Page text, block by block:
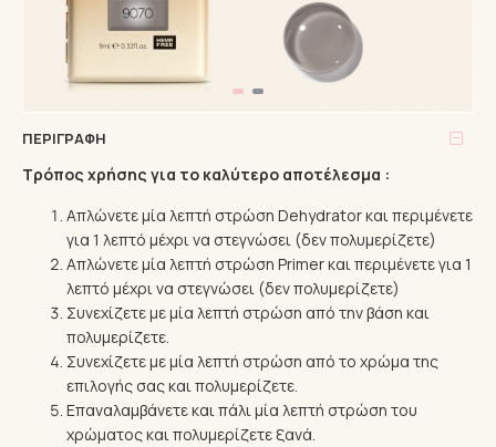
ΠΕΡΙΓΡΑΦΉ
Τρόπος χρήσης για το καλύτερο αποτέλεσμα :
Απλώνετε μία λεπτή στρώση Dehydrator και περιμένετε
για 1 λεπτό μέχρι να στεγνώσει (δεν πολυμερίζετε)
Απλώνετε μία λεπτή στρώση Primer και περιμένετε για 1
λεπτό μέχρι να στεγνώσει (δεν πολυμερίζετε)
Συνεχίζετε με μία λεπτή στρώση από την βάση και
πολυμερίζετε.
Συνεχίζετε με μία λεπτή στρώση από το χρώμα της
επιλογής σας και πολυμερίζετε.
Επαναλαμβάνετε και πάλι μία λεπτή στρώση του
χρώματος και πολυμερίζετε ξανά.